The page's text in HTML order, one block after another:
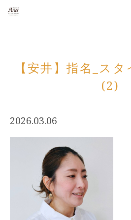
【安井】指名_ス
(2)
2026.03.06